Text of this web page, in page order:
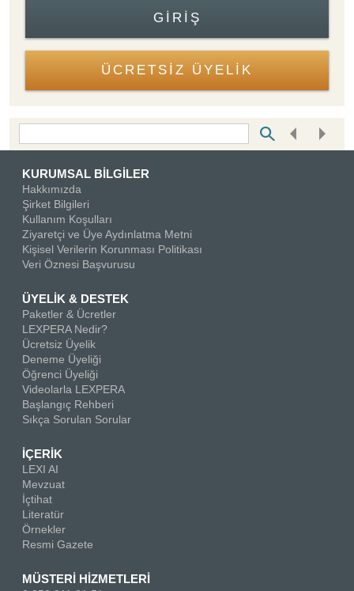
GIRIŞ
ÜCRETSİZ ÜYELİK
KURUMSAL BİLGİLER
Hakkımızda
Şirket Bilgileri
Kullanım Koşulları
Ziyaretçi ve Üye Aydınlatma Metni
Kişisel Verilerin Korunması Politikası
Veri Öznesi Başvurusu
ÜYELİK & DESTEK
Paketler & Ücretler
LEXPERA Nedir?
Ücretsiz Üyelik
Deneme Üyeliği
Öğrenci Üyeliği
Videolarla LEXPERA
Başlangıç Rehberi
Sıkça Sorulan Sorular
İÇERİK
LEXI AI
Mevzuat
İçtihat
Literatür
Örnekler
Resmi Gazete
MÜSTERİ HİZMETLERİ